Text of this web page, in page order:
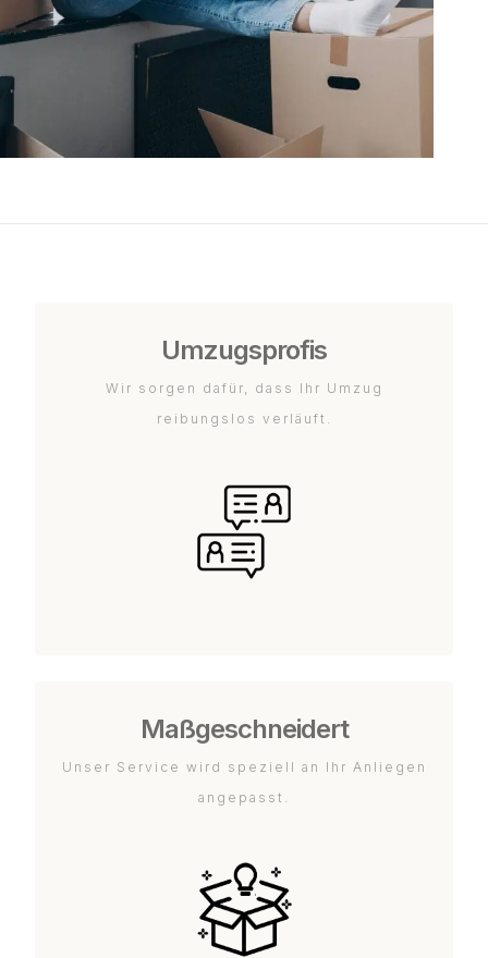
Umzugsprofis
Wir sorgen dafür, dass Ihr Umzug
reibungslos verläuft.
Maßgeschneidert
Unser Service wird speziell an Ihr Anliegen
angepasst.